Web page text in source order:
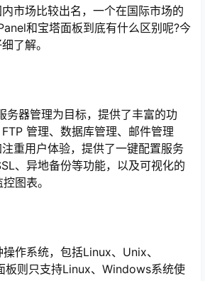
市场比较出名，一个在国际市场的
和宝塔面板到底有什么区别呢?今
了解。
务器管理为目标，提供了丰富的功
管理、数据库管理、邮件管理
重用户体验，提供了一键配置服务
、异地备份等功能，以及可视化的
图表。
作系统，包括Linux、Unix、
板则只支持Linux、Windows系统使